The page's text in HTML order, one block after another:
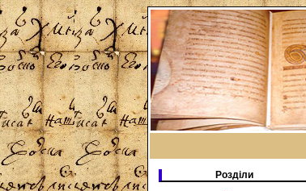
Розділи